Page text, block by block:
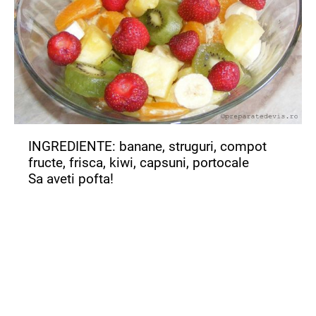
INGREDIENTE: banane, struguri, compot
fructe, frisca, kiwi, capsuni, portocale
Sa aveti pofta!